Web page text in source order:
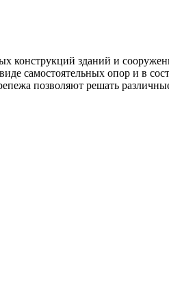
конструкций зданий и
самостоятельных опор и в
позволяют решать